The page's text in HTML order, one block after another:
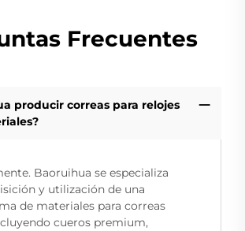
Frecuentes
producir correas para relojes
Baoruihua se especializa
y utilización de una
de materiales para correas
cueros premium,